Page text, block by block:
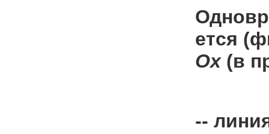
ется
Ох (в
--